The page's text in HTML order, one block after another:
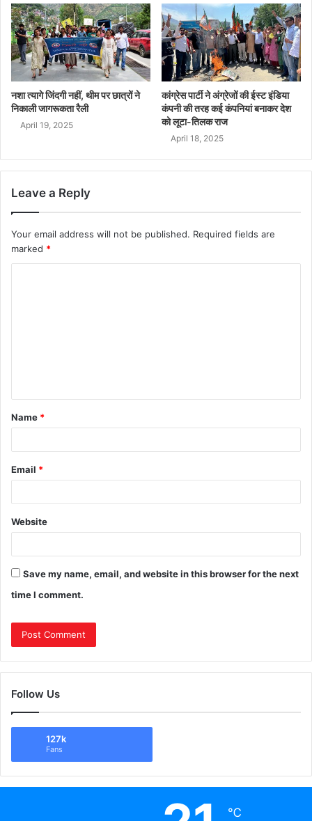
नशा त्यागे जिंदगी नहीं, थीम पर छात्रों ने
निकाली जागरूकता रैली
April 19, 2025
कांग्रेस पार्टी ने अंग्रेजों की ईस्ट इंडिया
कंपनी की तरह कई कंपनियां बनाकर देश
को लूटा-तिलक राज
April 18, 2025
Leave a Reply
Your email address will not be published. Required fields are
marked *
Name *
Email *
Website
Save my name, email, and website in this browser for the next
time I comment.
Follow Us
127k
Fans
℃